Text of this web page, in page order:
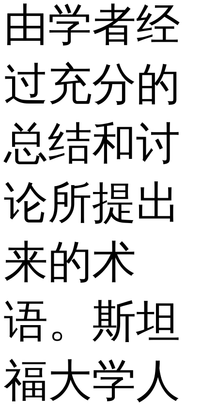
由学者经
过充分的
总结和讨
论所提出
来的术
语。斯坦
福大学人